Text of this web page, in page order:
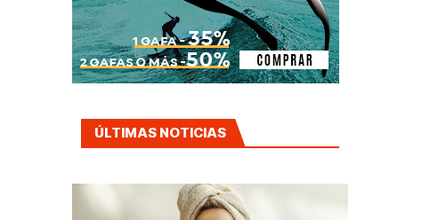
ÚLTIMAS NOTICIAS